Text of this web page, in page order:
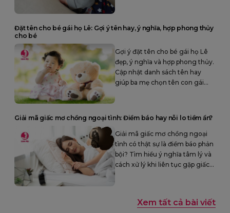
Đặt tên cho bé gái họ Lê: Gợi ý tên hay, ý nghĩa, hợp phong thủy
cho bé
Gợi ý đặt tên cho bé gái họ Lê
đẹp, ý nghĩa và hợp phong thủy.
Cập nhật danh sách tên hay
giúp ba mẹ chọn tên con gái
Giải mã giấc mơ chồng ngoại tình: Điềm báo hay nỗi lo tiềm ẩn?
Giải mã giấc mơ chồng ngoại
tình có thật sự là điềm báo phản
bội? Tìm hiểu ý nghĩa tâm lý và
cách xử lý khi liên tục gặp giấc
Xem tất cả bài viết